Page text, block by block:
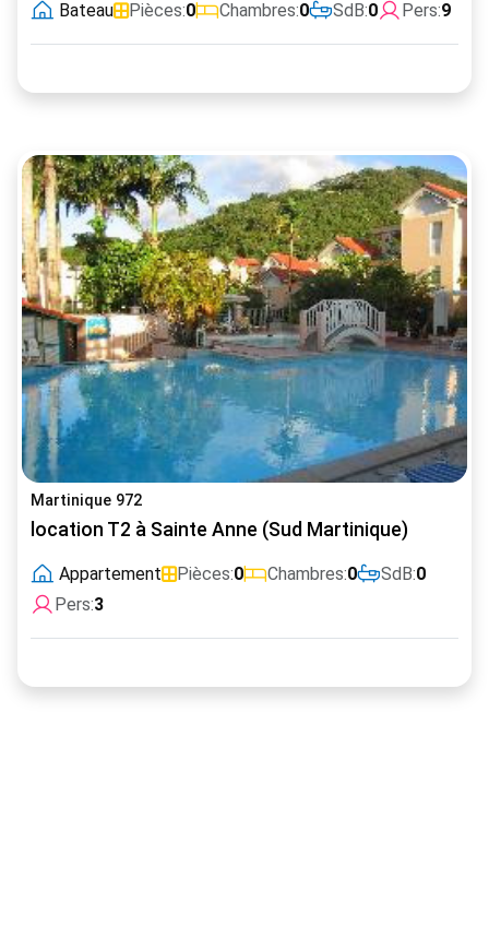
Bateau Pièces:0 Chambres:0 SdB:0 Pers:9
Martinique 972
location T2 à Sainte Anne (Sud Martinique)
Appartement Pièces:0 Chambres:0 SdB:0
Pers:3